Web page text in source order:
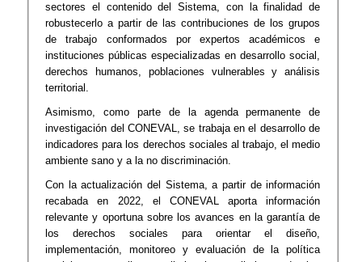
sectores el contenido del Sistema, con la finalidad de
robustecerlo a partir de las contribuciones de los grupos
de trabajo conformados por expertos académicos e
instituciones públicas especializadas en desarrollo social,
derechos humanos, poblaciones vulnerables y análisis
territorial.
Asimismo, como parte de la agenda permanente de
investigación del CONEVAL, se trabaja en el desarrollo de
indicadores para los derechos sociales al trabajo, el medio
ambiente sano y a la no discriminación.
Con la actualización del Sistema, a partir de información
recabada en 2022, el CONEVAL aporta información
relevante y oportuna sobre los avances en la garantía de
los derechos sociales para orientar el diseño,
implementación, monitoreo y evaluación de la política